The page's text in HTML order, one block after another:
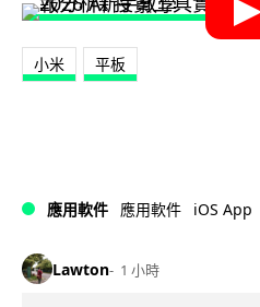
小米 平板
應用軟件 應用軟件 iOS App
Lawton 1 小時